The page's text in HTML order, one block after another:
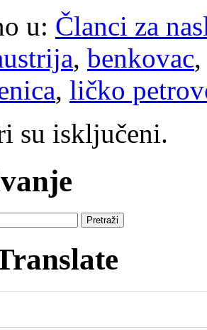
u: Članci za
, benkovac
, ličko
su isključeni.